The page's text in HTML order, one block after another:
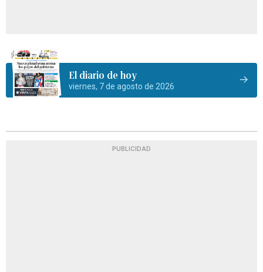
El diario de hoy
viernes, 7 de agosto de 2026
PUBLICIDAD